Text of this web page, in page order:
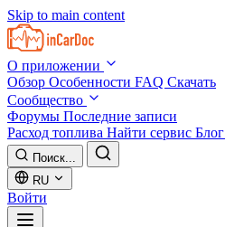
Skip to main content
О приложении
Обзор Особенности FAQ Скачать
Сообщество
Форумы Последние записи
Расход топлива Найти сервис Блог
Поиск...
RU
Войти